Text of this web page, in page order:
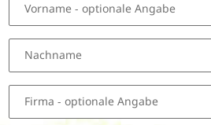
Vorname - optionale Angabe
Nachname
Firma - optionale Angabe